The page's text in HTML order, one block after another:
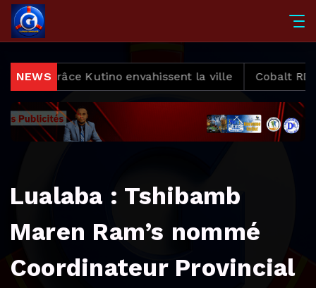
NEWS
Kutino envahissent la ville Cobalt RDC : des
Lualaba : Tshibamb
Maren Ram’s nommé
Coordinateur Provincial